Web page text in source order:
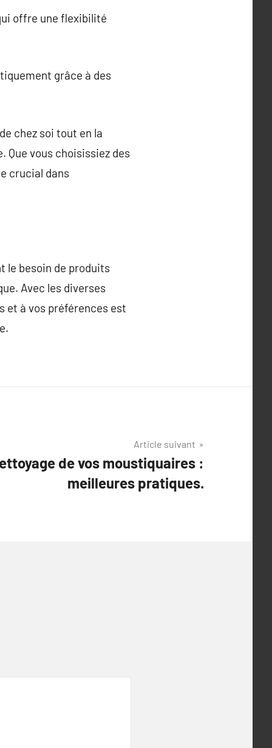
offre une flexibilité
grâce à des
chez soi tout en la
Que vous choisissiez des
crucial dans
le besoin de produits
Avec les diverses
et à vos préférences est
Article suivant
de vos moustiquaires :
meilleures pratiques.